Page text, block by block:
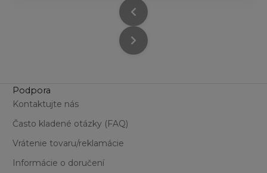
Podpora
Kontaktujte nás
Často kladené otázky (FAQ)
Vrátenie tovaru/reklamácie
Informácie o doručení